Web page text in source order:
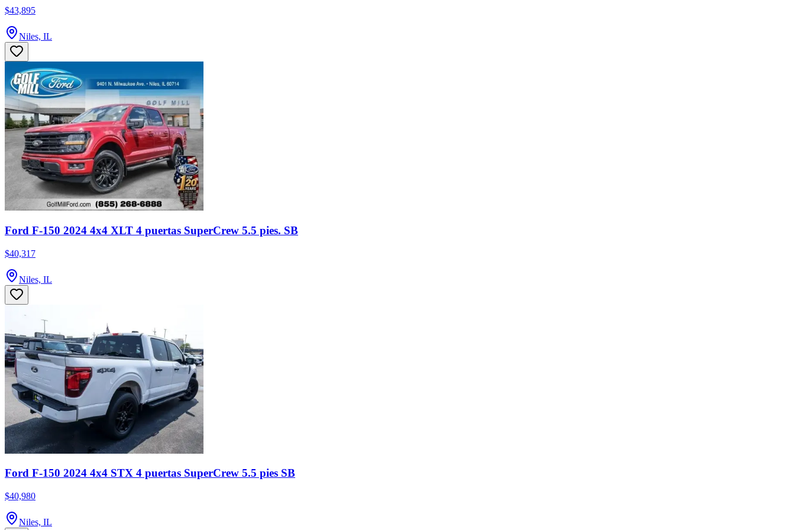
$43,895
Niles, IL
Ford F-150 2024 4x4 XLT 4 puertas SuperCrew 5.5 pies. SB
$40,317
Niles, IL
Ford F-150 2024 4x4 STX 4 puertas SuperCrew 5.5 pies SB
$40,980
Niles, IL